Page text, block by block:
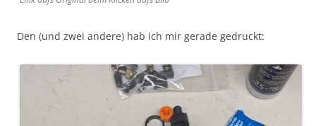
Den (und zwei andere) hab ich mir gerade gedruckt: